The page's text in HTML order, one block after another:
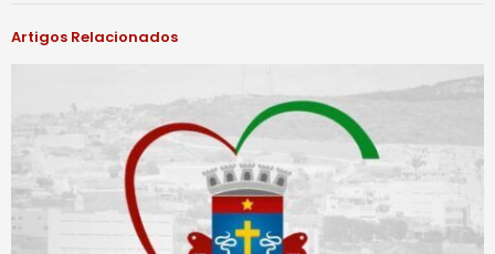
Artigos Relacionados